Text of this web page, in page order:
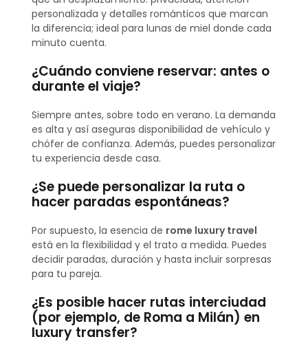
personalizada y detalles románticos que marcan
la diferencia; ideal para lunas de miel donde cada
minuto cuenta.
¿Cuándo conviene reservar: antes o
durante el viaje?
Siempre antes, sobre todo en verano. La demanda
es alta y así aseguras disponibilidad de vehículo y
chófer de confianza. Además, puedes personalizar
tu experiencia desde casa.
¿Se puede personalizar la ruta o
hacer paradas espontáneas?
Por supuesto, la esencia de rome luxury travel
está en la flexibilidad y el trato a medida. Puedes
decidir paradas, duración y hasta incluir sorpresas
para tu pareja.
¿Es posible hacer rutas interciudad
(por ejemplo, de Roma a Milán) en
luxury transfer?